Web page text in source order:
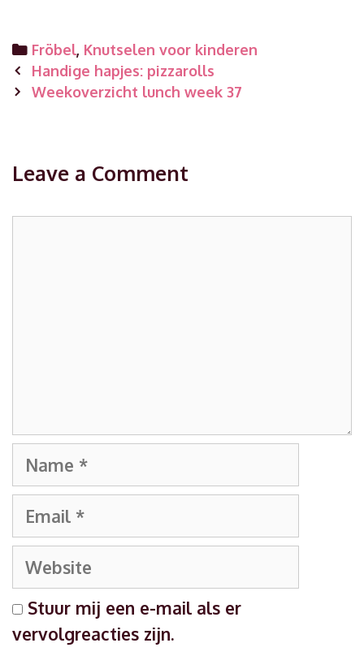
Categories
Fröbel, Knutselen voor kinderen
Post
navigation
Handige hapjes: pizzarolls
Weekoverzicht lunch week 37
Leave a Comment
Name
Email
Website
Stuur mij een e-mail als er
vervolgreacties zijn.